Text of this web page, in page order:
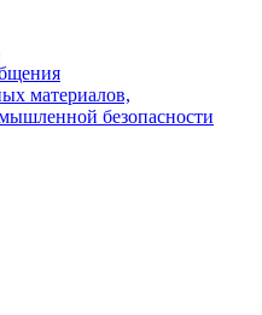
материалов,
безопасности